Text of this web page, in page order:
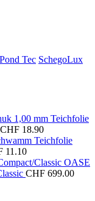
Pond Tec SchegoLux
Teichfolie
CHF 18.90
Teichfolie
11.10
OASE
CHF 699.00